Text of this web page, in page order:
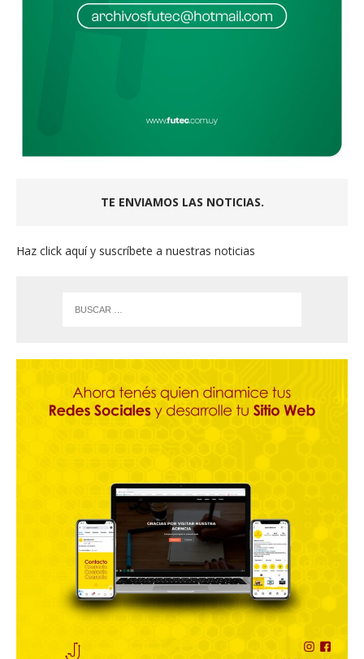
TE ENVIAMOS LAS NOTICIAS.
Haz click aquí y suscríbete a nuestras noticias